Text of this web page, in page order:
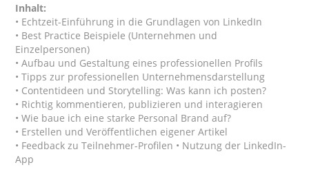
Inhalt:
• Echtzeit-Einführung in die Grundlagen von LinkedIn
• Best Practice Beispiele (Unternehmen und
Einzelpersonen)
• Aufbau und Gestaltung eines professionellen Profils
• Tipps zur professionellen Unternehmensdarstellung
• Contentideen und Storytelling: Was kann ich posten?
• Richtig kommentieren, publizieren und interagieren
• Wie baue ich eine starke Personal Brand auf?
• Erstellen und Veröffentlichen eigener Artikel
• Feedback zu Teilnehmer-Profilen • Nutzung der LinkedIn-
App